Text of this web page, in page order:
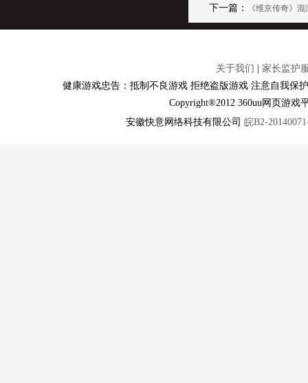
下一篇： 《维京传奇》
关于我们
家长监护
健康游戏忠告：抵制不良游戏 拒绝盗版游戏 注意自我保
Copyright®2012 360uu网页游
安徽快意网络科技有限公司 皖B2-